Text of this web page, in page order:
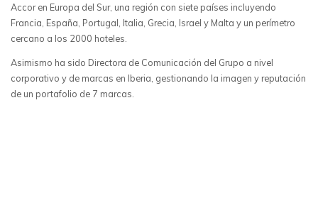
Accor en Europa del Sur, una región con siete países incluyendo
Francia, España, Portugal, Italia, Grecia, Israel y Malta y un perímetro
cercano a los 2000 hoteles.
Asimismo ha sido Directora de Comunicación del Grupo a nivel
corporativo y de marcas en Iberia, gestionando la imagen y reputación
de un portafolio de 7 marcas.